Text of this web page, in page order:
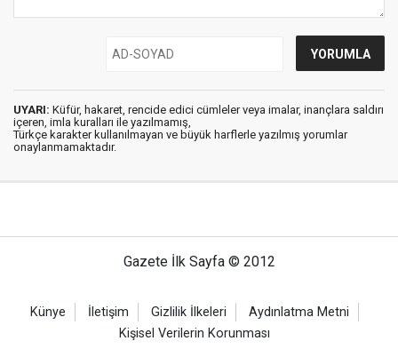
UYARI: Küfür, hakaret, rencide edici cümleler veya imalar, inançlara saldırı
içeren, imla kuralları ile yazılmamış,
Türkçe karakter kullanılmayan ve büyük harflerle yazılmış yorumlar
onaylanmamaktadır.
Gazete İlk Sayfa © 2012
Künye İletişim Gizlilik İlkeleri
Aydınlatma Metni
Kişisel Verilerin Korunması